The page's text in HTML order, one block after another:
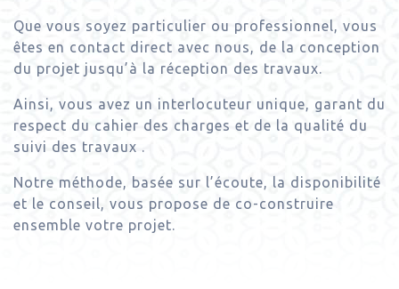
Que vous soyez particulier ou professionnel, vous
êtes en contact direct avec nous, de la conception
du projet jusqu’à la réception des travaux.
Ainsi, vous avez un interlocuteur unique, garant du
respect du cahier des charges et de la qualité du
suivi des travaux .
Notre méthode, basée sur l’écoute, la disponibilité
et le conseil, vous propose de co-construire
ensemble votre projet.